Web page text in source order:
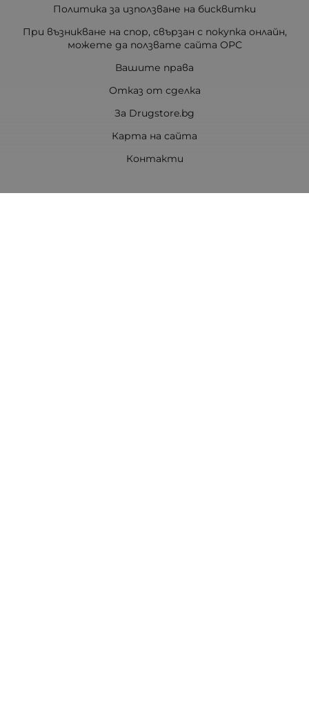
Политика за използване на бисквитки
При възникване на спор, свързан с покупка онлайн,
можете да ползвате сайта ОРС
Вашите права
Отказ от сделка
За Drugstore.bg
Карта на сайта
Контакти